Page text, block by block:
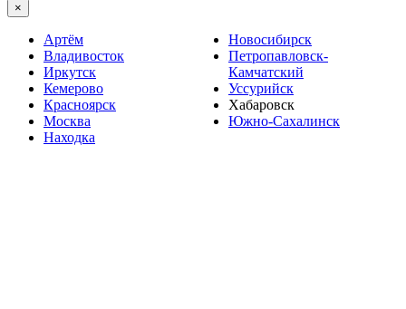
×
Артём
Владивосток
Иркутск
Кемерово
Красноярск
Москва
Находка
Новосибирск
Петропавловск-
Камчатский
Уссурийск
Хабаровск
Южно-Сахалинск